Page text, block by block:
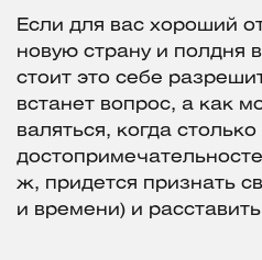
Если для вас хороший
новую страну и полдня
стоит это себе
встанет вопрос, а как
валяться, когда столько
ж, придется признать
и времени) и